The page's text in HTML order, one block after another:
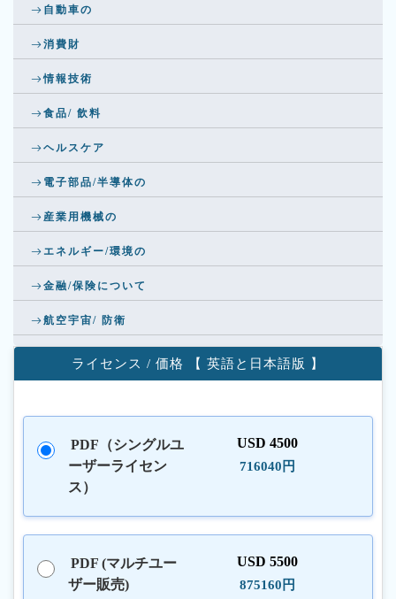
自動車の
消費財
情報技術
食品/ 飲料
ヘルスケア
電子部品/半導体の
産業用機械の
エネルギー/環境の
金融/保険について
航空宇宙/ 防衛
ライセンス / 価格 【 英語と日本語版 】
PDF（シングルユ
ーザーライセン
ス）
USD 4500
716040円
PDF (マルチユー
ザー販売)
USD 5500
875160円